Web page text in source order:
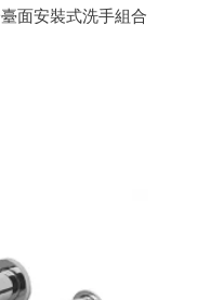
面安裝式洗手組合